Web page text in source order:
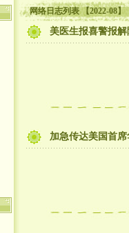
网络日志列表 【2022-08】
美医生报喜警报
加急传达美国首